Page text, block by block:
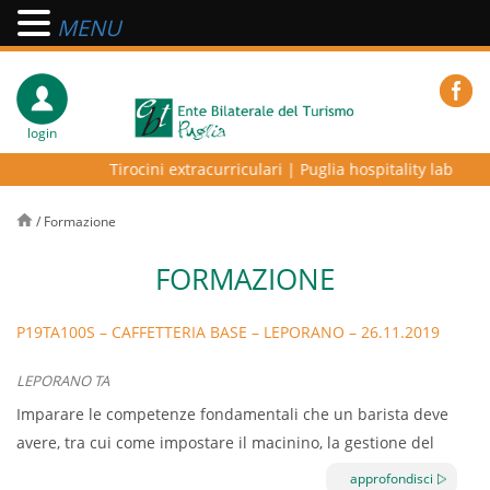
login
Tirocini extracurriculari| Puglia hospitality lab –
/ Formazione
FORMAZIONE
P19TA100S – CAFFETTERIA BASE – LEPORANO – 26.11.2019
LEPORANO TA
Imparare le competenze fondamentali che un barista deve
avere, tra cui come impostare il macinino, la gestione del
latte e la latte art attraverso sessioni di formazione pratica
approfondisci
MENU